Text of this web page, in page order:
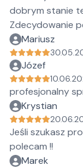
dobrym stanie
Zdecydowanie
Mariusz
Józef
profesjonalny
Krystian
Jeśli szukasz
polecam !!
Marek